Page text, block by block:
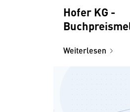
Hofer KG -
Weiterlesen